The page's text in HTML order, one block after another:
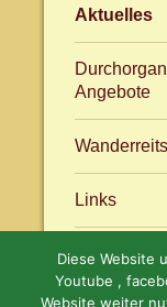
Aktuelles
Angebote
Links
Diese Website
Youtube ,
Website weiter